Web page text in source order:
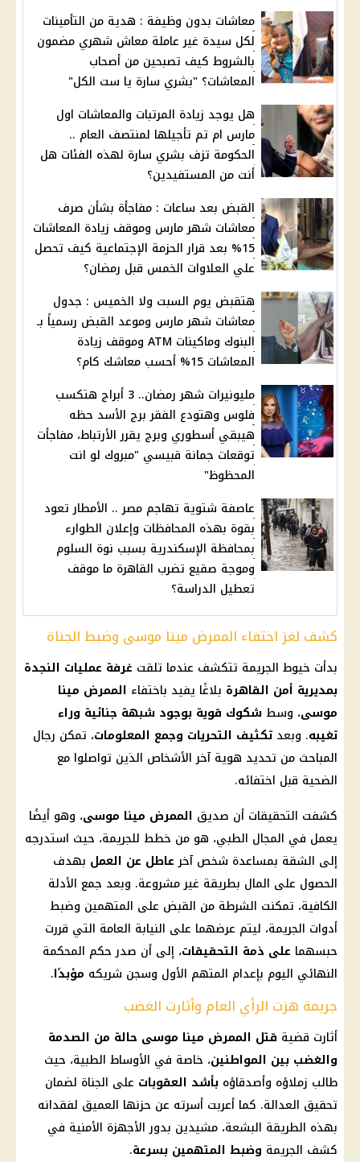
معاشات بدون وظيفة : هدية من التأمينات
لكل سيدة غير عاملة معاش شهري مضمون
بالشروط كيف تصبحين من أصحاب
المعاشات؟ "بشري سارة يا ست الكل"
هل يوجد زيادة المرتبات والمعاشات اول
مارس ام تم تأجيلها لمنتصف العام ..
الحكومة تزف بشري سارة لهذه الفئات هل
أنت من المستفيدين؟
القبض بعد ساعات : مفاجأة بشأن صرف
معاشات شهر مارس وموقف زيادة المعاشات
15% بعد قرار الحزمة الإجتماعية كيف تحصل
علي العلاوات الخمس قبل رمضان؟
هتقبض يوم السبت ولا الخميس : جدول
معاشات شهر مارس وموعد القبض رسمياً بـ
البنوك وماكينات ATM وموقف زيادة
المعاشات 15% أحسب معاشك كام؟
مليونيرات شهر رمضان.. 3 أبراج هتكسب
فلوس وهتودع الفقر برج الأسد حظه
هيبقي أسطوري وبرج يقرر الأرتباط، مفاجأت
توقعات جمانة قبيسي "مبروك لو انت
المحظوظ"
عاصفة شتوية تهاجم مصر .. الأمطار تعود
بقوة بهذه المحافظات وإعلان الطوارء
بمحافظة الإسكندرية بسبب نوة السلوم
وموجة صقيع تضرب القاهرة ما موقف
تعطيل الدراسة؟
كشف لغز اختفاء الممرض مينا موسى وضبط الجناة
بدأت خيوط الجريمة تتكشف عندما تلقت غرفة عمليات النجدة
بمديرية أمن القاهرة بلاغًا يفيد باختفاء الممرض مينا
موسى، وسط شكوك قوية بوجود شبهة جنائية وراء
تغيبه. وبعد تكثيف التحريات وجمع المعلومات، تمكن رجال
المباحث من تحديد هوية آخر الأشخاص الذين تواصلوا مع
الضحية قبل اختفائه.
كشفت التحقيقات أن صديق الممرض مينا موسى، وهو أيضًا
يعمل في المجال الطبي، هو من خطط للجريمة، حيث استدرجه
إلى الشقة بمساعدة شخص آخرعاطل عن العمل بهدف
الحصول على المال بطريقة غير مشروعة. وبعد جمع الأدلة
الكافية، تمكنت الشرطة من القبض على المتهمين وضبط
أدوات الجريمة، ليتم عرضهما على النيابة العامة التي قررت
حبسهما على ذمة التحقيقات، إلى أن صدر حكم المحكمة
النهائي اليوم بإعدام المتهم الأول وسجن شريكه مؤبدًا.
جريمة هزت الرأي العام وأثارت الغضب
أثارت قضية قتل الممرض مينا موسى حالة من الصدمة
والغضب بين المواطنين، خاصة في الأوساط الطبية، حيث
طالب زملاؤه وأصدقاؤه بأشد العقوبات على الجناة لضمان
تحقيق العدالة. كما أعربت أسرته عن حزنها العميق لفقدانه
بهذه الطريقة البشعة، مشيدين بدور الأجهزة الأمنية في
كشف الجريمة وضبط المتهمين بسرعة.